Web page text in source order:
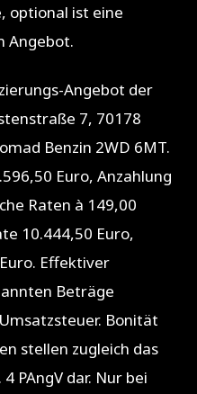
optional ist eine
Angebot.
Angebot der
7, 70178
Benzin 2WD 6MT.
Euro, Anzahlung
Raten à 149,00
10.444,50 Euro,
Effektiver
Beträge
Bonität
stellen zugleich das
PAngV dar. Nur bei